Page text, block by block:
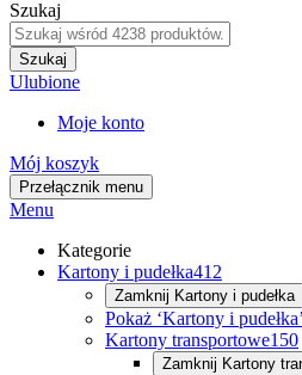
Szukaj
Szukaj
Ulubione
Moje konto
Mój koszyk
Przełącznik menu
Menu
Kategorie
Kartony i pudełka412
Zamknij Kartony i pudełka
Pokaż ‘Kartony i pudełka’
Kartony transportowe150
Zamknij Kartony